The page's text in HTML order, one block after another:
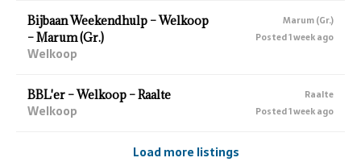
Bijbaan Weekendhulp – Welkoop
– Marum (Gr.)
Welkoop
Marum (Gr.)
Posted 1 week ago
BBL'er – Welkoop – Raalte
Welkoop
Raalte
Posted 1 week ago
Load more listings